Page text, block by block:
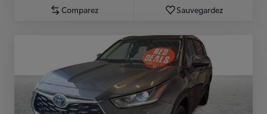
Comparez Sauvegardez